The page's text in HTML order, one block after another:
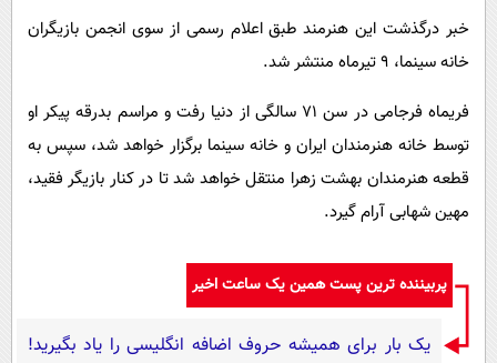
خبر درگذشت این هنرمند طبق اعلام رسمی از سوی انجمن بازیگران
خانه سینما، ۹ تیرماه منتشر شد.
فریماه فرجامی در سن ۷۱ سالگی از دنیا رفت و مراسم بدرقه پیکر او
توسط خانه هنرمندان ایران و خانه سینما برگزار خواهد شد، سپس به
قطعه هنرمندان بهشت زهرا منتقل خواهد شد تا در کنار بازیگر فقید،
مهین شهابی آرام گیرد.
پربیننده ترین پست همین یک ساعت اخیر
یک بار برای همیشه حروف اضافه انگلیسی را یاد بگیرید!